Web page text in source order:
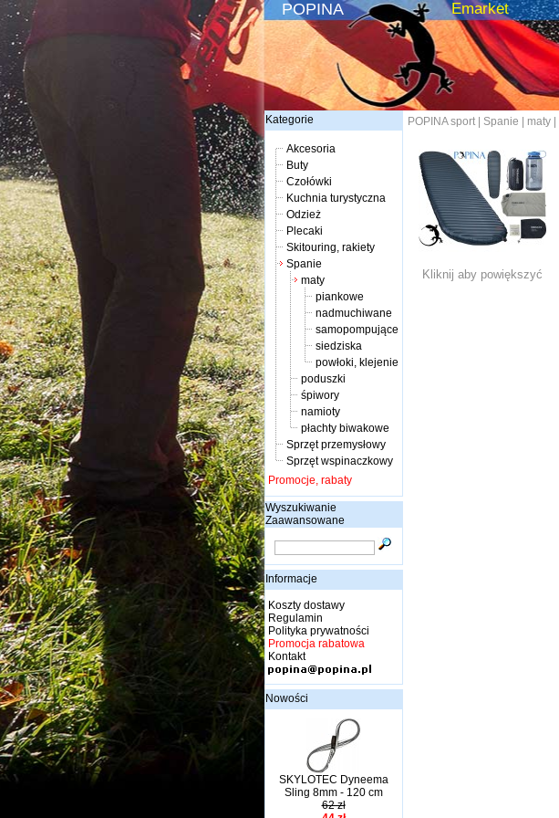
POPINA Emarket
Kategorie
Akcesoria
Buty
Czołówki
Kuchnia turystyczna
Odzież
Plecaki
Skitouring, rakiety
Spanie
maty
piankowe
nadmuchiwane
samopompujące
siedziska
powłoki, klejenie
poduszki
śpiwory
namioty
płachty biwakowe
Sprzęt przemysłowy
Sprzęt wspinaczkowy
Promocje, rabaty
Wyszukiwanie
Zaawansowane
Informacje
Koszty dostawy
Regulamin
Polityka prywatności
Promocja rabatowa
Kontakt
Nowości
SKYLOTEC Dyneema
Sling 8mm - 120 cm
62 zł
POPINA sport| Spanie maty|
Kliknij aby powiększyć